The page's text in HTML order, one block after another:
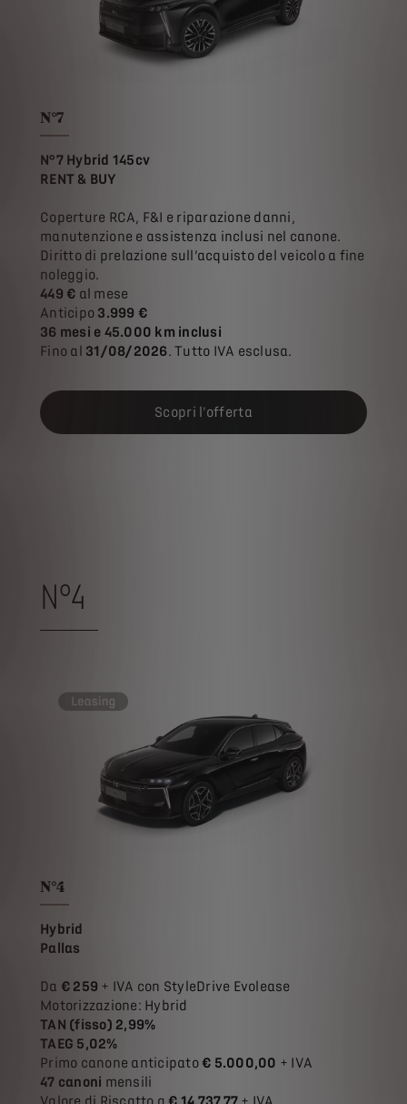
N°7
N°7 Hybrid 145cv
RENT & BUY
Coperture RCA, F&I e riparazione danni,
manutenzione e assistenza inclusi nel canone.
Diritto di prelazione sull’acquisto del veicolo a fine
noleggio.
449 € al mese
Anticipo 3.999 €
36 mesi e 45.000 km inclusi
Fino al 31/08/2026. Tutto IVA esclusa.
Scopri l'offerta
N°4
N°4
Hybrid
Pallas
Da € 259 + IVA con StyleDrive Evolease
Motorizzazione: Hybrid
TAN (fisso) 2,99%
TAEG 5,02%
Primo canone anticipato€ 5.000,00 + IVA
47 canoni mensili